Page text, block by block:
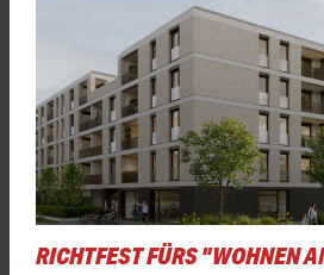
RICHTFEST FÜRS "WOHNEN